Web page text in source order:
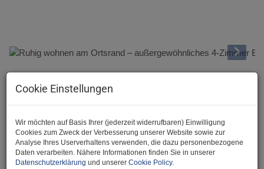
Beschreibung
Wir freuen uns, Ihnen dieses außergewöhnliche Einfamilienhaus
in herrlicher Ruhelage anbieten zu dürfen.
Und gleich zu den Fakten:
Cookie Einstellungen
Wir möchten auf Basis Ihrer (jederzeit widerrufbaren) Einwilligung
Cookies zum Zweck der Verbesserung unserer Website sowie zur
Analyse Ihres Userverhaltens verwenden, die dazu personenbezogene
Daten verarbeiten. Nähere Informationen finden Sie in unserer
Datenschutzerklärung und unserer Cookie Policy.